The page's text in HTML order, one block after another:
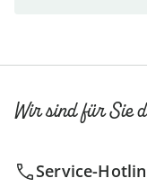
Wir sind für Sie
Service-